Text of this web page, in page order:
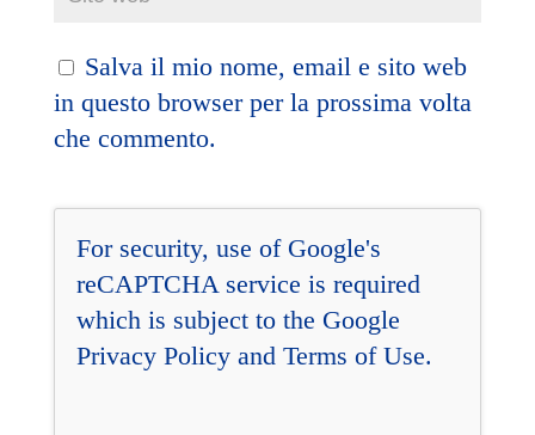
Salva il mio nome, email e sito web
in questo browser per la prossima volta
che commento.
For security, use of Google's
reCAPTCHA service is required
which is subject to the Google
Privacy Policyand Terms of Use.